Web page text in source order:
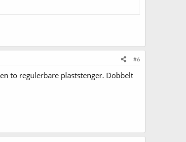
#6
to regulerbare plaststenger. Dobbelt